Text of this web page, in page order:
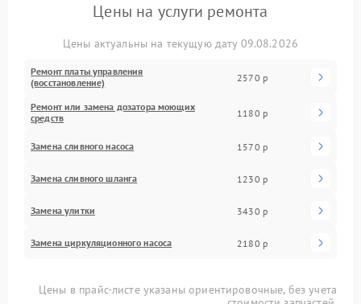
Цены на услуги ремонта
Цены актуальны на текущую дату 09.08.2026
Ремонт платы управления
(восстановление)
2570 р
Ремонт или замена дозатора моющих
средств
1180 р
Замена сливного насоса 1570 р
Замена сливного шланга 1230 р
Замена улитки 3430 р
Замена циркуляционного насоса 2180 р
Цены в прайс-листе указаны ориентировочные, без учета